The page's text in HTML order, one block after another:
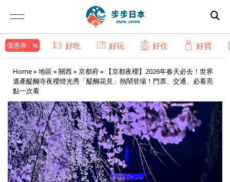
優惠券 好吃 好玩 好住 好買
Home» 地區» 關西» 京都府» 【京都夜櫻】2026年春天必去！世界
遺產醍醐寺夜櫻燈光秀「醍醐花見」熱鬧登場！門票、交通、必看亮
點一次看